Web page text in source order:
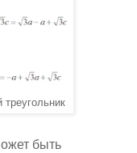
быть